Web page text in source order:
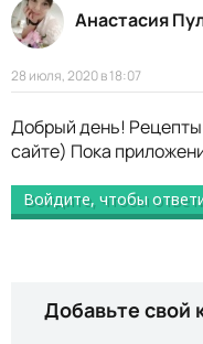
Анастасия
28 июля, 2020 в 18:07
Добрый день! Рецепты
сайте) Пока
Войдите, чтобы
Добавьте свой